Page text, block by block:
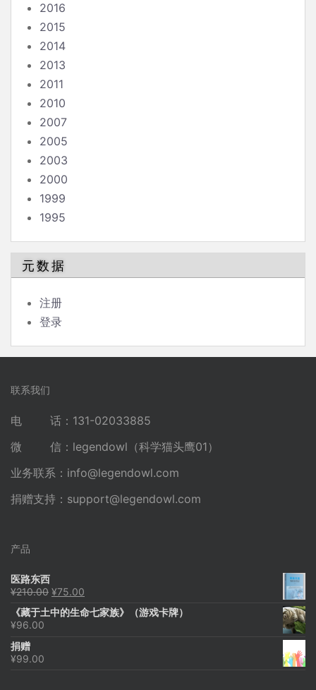
2016
2015
2014
2013
2011
2010
2007
2005
2003
2000
1999
1995
元数据
注册
登录
联系我们
电 话：131-02033885
微 信：legendowl（科学猫头鹰01）
业务联系： info@legendowl.com
捐赠支持： support@legendowl.com
产品
医路东西
¥210.00 原
为：
¥75.00
价
《藏于土中的生命七家族》（游戏卡牌）
¥96.00
捐赠
¥99.00